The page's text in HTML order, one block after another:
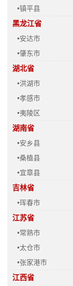
•镇平县
黑龙江省
•安达市
•肇东市
湖北省
•洪湖市
•孝感市
•夷陵区
湖南省
•安乡县
•桑植县
•宜章县
吉林省
•珲春市
江苏省
•常熟市
•太仓市
•张家港市
江西省